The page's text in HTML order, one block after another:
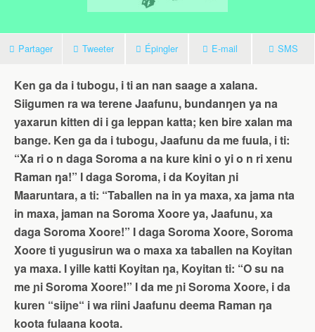
Partager Tweeter Épingler E-mail SMS
Ken ga da i tubogu, i ti an nan saage a xalana.
Siigumen ra wa terene Jaafunu, bundanŋen ya na
yaxarun kitten di i ga leppan katta; ken bire xalan ma
bange. Ken ga da i tubogu, Jaafunu da me fuula, i ti:
“Xa ri o n daga Soroma a na kure kini o yi o n ri xenu
Raman ŋa!” I daga Soroma, i da Koyitan ɲi
Maaruntara, a ti: “Taballen na in ya maxa, xa jama nta
in maxa, jaman na Soroma Xoore ya, Jaafunu, xa
daga Soroma Xoore!” I daga Soroma Xoore, Soroma
Xoore ti yugusirun wa o maxa xa taballen na Koyitan
ya maxa. I yille katti Koyitan ŋa, Koyitan ti: “O su na
me ɲi Soroma Xoore!” I da me ɲi Soroma Xoore, i da
kuren “siiɲe“ i wa riini Jaafunu deema Raman ŋa
koota fulaana koota.